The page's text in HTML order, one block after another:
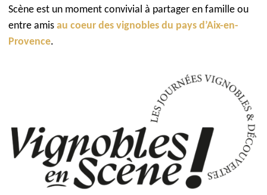
Scène est un moment convivial à partager en famille ou
entre amis au coeur des vignobles du pays d’Aix-en-
Provence.